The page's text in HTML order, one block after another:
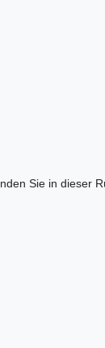
Sie in dieser